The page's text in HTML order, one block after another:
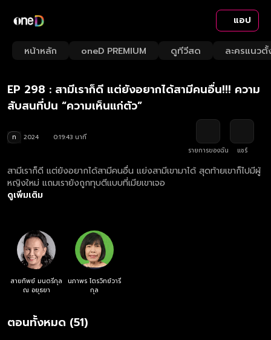
แอป
หน้าหลัก oneD PREMIUM ดูทีวีสด ละครแนวตั้
Loaded:
3.52%
Rate
EP 298 : สามีเราก็ดี แต่ยังอยากได้สามีคนอื่น!!! ความ
สับสนที่ปน “ความเห็นแก่ตัว”
ท 2024
0:19:43 นาที
รายการของฉัน
แชร์
สามีเราก็ดี แต่ยังอยากได้สามีคนอื่น แย่งสามีเขามาได้ สุดท้ายเขาก็ไปมีผู้
หญิงใหม่ แถมเรายังถูกทุบตีแบบที่เมียเขาเจอ
ดูเพิ่มเติม
สายทิพย์ มนตรีกุล
ณ อยุธยา
นภาพร ไตรวิทย์วารี
กุล
ตอนทั้งหมด (51)